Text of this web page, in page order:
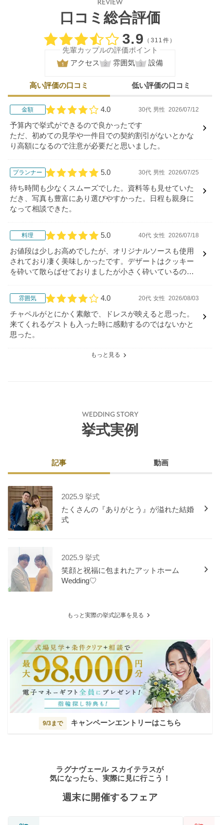
REVIEW
口コミ総合評価
口コミ評価
3.9 （311件）
先輩カップルの評価ポイント
アクセス
雰囲気 設備
高い評価の口コミ 低い評価の口コミ
金額
口コミ評価
4.0 30代 男性 2026/07/12
予算内で挙式ができるので良かったです
ただ、初めての見学や一件目での契約割引がないとかな
り高額になるので注意が必要だと思いました。
プランナー
口コミ評価
5.0 30代 男性 2026/07/25
待ち時間も少なくスムーズでした。資料等も見せていた
だき、写真も豊富にあり選びやすかった。日程も親身に
なって相談できた。
料理
口コミ評価
5.0 40代 女性 2026/07/18
お値段は少しお高めでしたが、オリジナルソースも使用
されており凄く美味しかったです。デザートはクッキー
を砕いて散らばせておりましたが小さく砕いているのと
かったです
雰囲気
口コミ評価
4.0 20代 女性 2026/08/03
チャペルがとにかく素敵で、ドレスが映えると思った。
来てくれるゲストも入った時に感動するのではないかと
思った。
もっと見る
WEDDING STORY
挙式実例
記事 動画
2025.9 挙式
たくさんの『ありがとう』が溢れた結婚
式
2025.9 挙式
笑顔と祝福に包まれたアットホーム
Wedding♡
もっと実際の挙式記事を見る
9/3まで キャンペーンエントリーはこちら
ラグナヴェール スカイテラスが
気になったら、実際に見に行こう！
週末に開催するフェア